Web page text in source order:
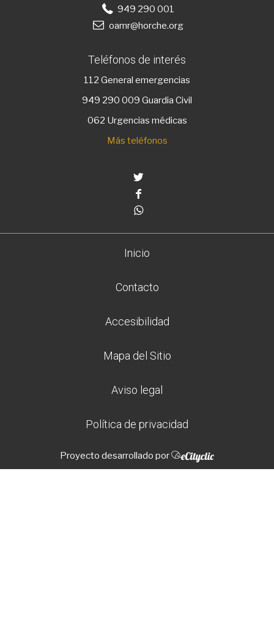
949 290 001
oamr@horche.org
Teléfonos de interés
112 General emergencias
949 290 009 Guardia Civil
062 Urgencias médicas
Más teléfonos
Inicio
Contacto
Accesibilidad
Mapa del Sitio
Aviso legal
Política de privacidad
Proyecto desarrollado por